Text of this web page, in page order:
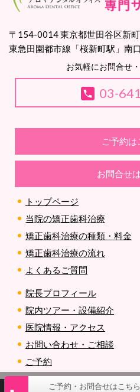
〒154-0014 東京都世田谷区新
東急田園都市線「桜新町駅」南
お気軽にお問合せ
03-
ご予約は
お問合せ
トップページ
当院の矯正歯科治療
矯正歯科治療の種類・料金
矯正歯科治療の流れ
よくあるご質問
院長プロフィール
院内ツアー・設備紹介
医院情報・アクセス
お問い合わせ・ご相談
ご予約
(c) アロマデン